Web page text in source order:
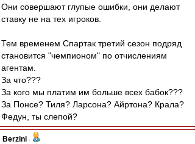
Они совершают глупые ошибки, они делают
ставку не на тех игроков.
Тем временем Спартак третий сезон подряд
становится "чемпионом" по отчислениям
агентам.
За что???
За кого мы платим им больше всех бабок???
За Понсе? Тиля? Ларсона? Айртона? Крала?
Федун, ты слепой?
Berzini -